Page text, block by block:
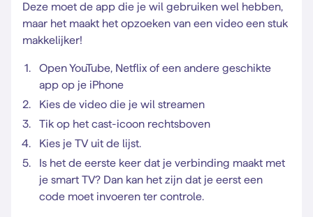
Deze moet de app die je wil gebruiken wel hebben,
maar het maakt het opzoeken van een video een stuk
makkelijker!
Open YouTube, Netflix of een andere geschikte
app op je iPhone
Kies de video die je wil streamen
Tik op het cast-icoon rechtsboven
Kies je TV uit de lijst.
Is het de eerste keer dat je verbinding maakt met
je smart TV? Dan kan het zijn dat je eerst een
code moet invoeren ter controle.